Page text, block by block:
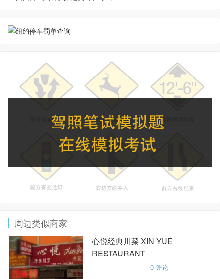
周边类似商家
心悦经典川菜XIN YUE
RESTAURANT
0评论